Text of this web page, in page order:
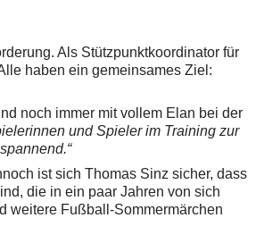
Als Stützpunktkoordinator für
haben ein gemeinsames Ziel:
noch immer mit vollem Elan bei der
und Spieler im Training zur
ist sich Thomas Sinz sicher, dass
die in ein paar Jahren von sich
weitere Fußball-Sommermärchen